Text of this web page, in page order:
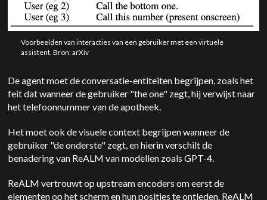
Voorbeelden van interacties van een gebruiker met een virtuele
assistent. Bron: arXiv
De agent moet de conversatie-entiteiten begrijpen, zoals het
feit dat wanneer de gebruiker "the one" zegt, hij verwijst naar
het telefoonnummer van de apotheek.
Het moet ook de visuele context begrijpen wanneer de
gebruiker "de onderste" zegt, en hierin verschilt de
benadering van ReALM van modellen zoals GPT-4.
ReALM vertrouwt op upstream encoders om eerst de
elementen op het scherm en hun posities te ontleden. ReALM